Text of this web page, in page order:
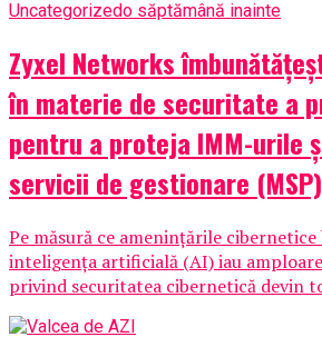
Uncategorizedo săptămână inainte
Zyxel Networks
în materie de securitate a
pentru a proteja IMM-urile
servicii de gestionare (MSP)
Pe măsură ce amenințările cibernetice
inteligența artificială (AI) iau
privind securitatea cibernetică devin